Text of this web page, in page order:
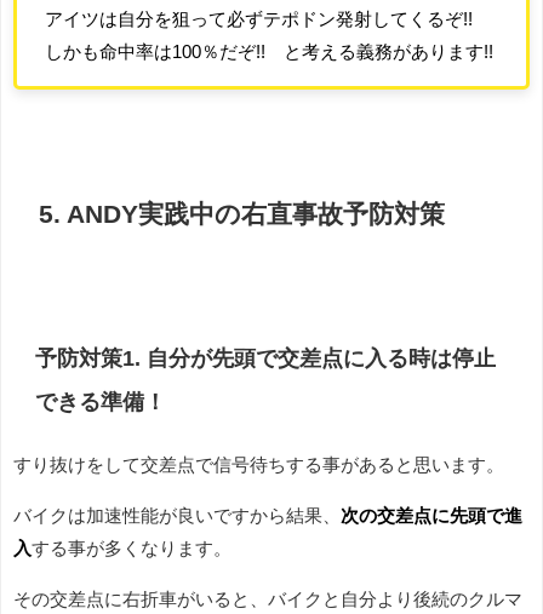
アイツは自分を狙って必ずテポドン発射してくるぞ!!
しかも命中率は100％だぞ!! と考える義務があります!!
5. ANDY実践中の右直事故予防対策
予防対策1. 自分が先頭で交差点に入る時は停止
できる準備！
すり抜けをして交差点で信号待ちする事があると思います。
バイクは加速性能が良いですから結果、 次の交差点に先頭で進
入 する事が多くなります。
その交差点に右折車がいると、バイクと自分より後続のクルマ